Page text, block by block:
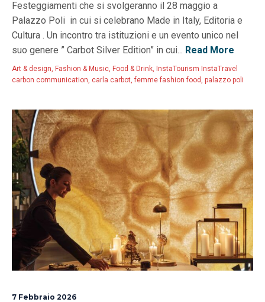
Festeggiamenti che si svolgeranno il 28 maggio a
Palazzo Poli in cui si celebrano Made in Italy, Editoria e
Cultura . Un incontro tra istituzioni e un evento unico nel
suo genere ” Carbot Silver Edition” in cui... Read More
Art & design, Fashion & Music, Food & Drink, InstaTourism InstaTravel
carbon communication, carla carbot,femme fashion food, palazzo poli
7 Febbraio 2026